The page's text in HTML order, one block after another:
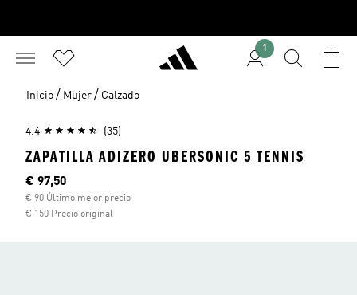
1
Inicio / Mujer / Calzado
4.4 (35)
ZAPATILLA ADIZERO UBERSONIC 5 TENNIS
Precio actual
€ 97,50
€ 90 Último mejor precio
€ 150 Precio original